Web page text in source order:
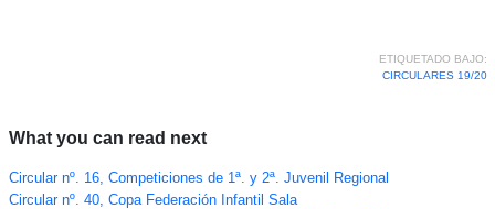
ETIQUETADO BAJO:
CIRCULARES 19/20
What you can read next
Circular nº. 16, Competiciones de 1ª. y 2ª. Juvenil Regional
Circular nº. 40, Copa Federación Infantil Sala